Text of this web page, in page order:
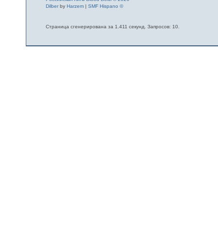
Dilberby Harzem| SMF Hispano ©
Страница сгенерирована за 1.411 секунд. Запросов: 10.